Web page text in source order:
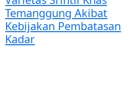
Temanggung Akibat
Kebijakan Pembatasan
Kadar